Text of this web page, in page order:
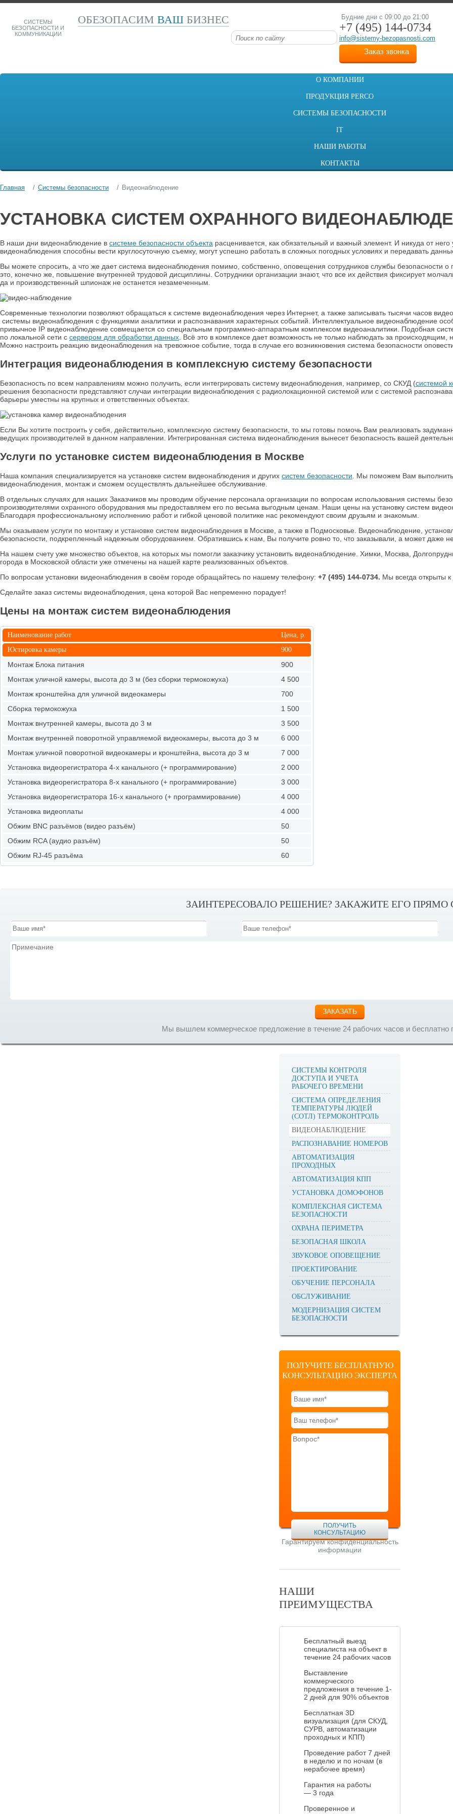
СИСТЕМЫ
БЕЗОПАСНОСТИ И
КОММУНИКАЦИИ
ОБЕЗОПАСИМ ВАШ БИЗНЕС Будние дни с 09:00 до 21:00
+7 (495) 144-0734
info@sistemy-bezopasnosti.com
Заказ звонка
О КОМПАНИИ
ПРОДУКЦИЯ PERCO
СИСТЕМЫ БЕЗОПАСНОСТИ
IT
НАШИ РАБОТЫ
КОНТАКТЫ
Главная Системы безопасности Видеонаблюдение
УСТАНОВКА СИСТЕМ ОХРАННОГО
В наши дни видеонаблюдение в системе безопасности объекта расценивается, как обязательный и важный элемент. И никуда от
видеонаблюдения способны вести круглосуточную съемку, могут успешно работать в сложных погодных условиях и передавать
Вы можете спросить, а что же дает система видеонаблюдения помимо, собственно, оповещения сотрудников службы безопасности
это, конечно же, повышение внутренней трудовой дисциплины. Сотрудники организации знают, что все их действия фиксирует
да и производственный шпионаж не останется незамеченным.
Современные технологии позволяют обращаться к системе видеонаблюдения через Интернет, а также записывать тысячи часов
системы видеонаблюдения с функциями аналитики и распознавания характерных событий. Интеллектуальное видеонаблюдение
привычное IP видеонаблюдение совмещается со специальным программно-аппаратным комплексом видеоаналитики. Подобная
по локальной сети с сервером для обработки данных . Всё это в комплексе дает возможность не только наблюдать за
Можно настроить реакцию видеонаблюдения на тревожное событие, тогда в случае его возникновения система безопасности
Интеграция видеонаблюдения в комплексную систему безопасности
Безопасность по всем направлениям можно получить, если интегрировать систему видеонаблюдения, например, со СКУД (системой
решения безопасности представляют случаи интеграции видеонаблюдения с радиолокационной системой или с системой
барьеры уместны на крупных и ответственных объектах.
Если Вы хотите построить у себя, действительно, комплексную систему безопасности, то мы готовы помочь Вам реализовать
ведущих производителей в данном направлении. Интегрированная система видеонаблюдения вынесет безопасность вашей
Услуги по установке систем видеонаблюдения в Москве
Наша компания специализируется на установке систем видеонаблюдения и других систем безопасности . Мы поможем Вам
видеонаблюдения, монтаж и сможем осуществлять дальнейшее обслуживание.
В отдельных случаях для наших Заказчиков мы проводим обучение персонала организации по вопросам использования системы
производителями охранного оборудования мы предоставляем его по весьма выгодным ценам. Наши цены на установку систем
Благодаря профессиональному исполнению работ и гибкой ценовой политике нас рекомендуют своим друзьям и знакомым.
Мы оказываем услуги по монтажу и установке систем видеонаблюдения в Москве, а также в Подмосковье. Видеонаблюдение,
безопасности, подкрепленный надежным оборудованием. Обратившись к нам, Вы получите ровно то, что заказывали, а может даже
На нашем счету уже множество объектов, на которых мы помогли заказчику установить видеонаблюдение. Химки, Москва,
города в Московской области уже отмечены на нашей карте реализованных объектов.
По вопросам установки видеонаблюдения в своём городе обращайтесь по нашему телефону: +7 (495) 144-0734. Мы всегда открыты
Сделайте заказ системы видеонаблюдения, цена которой Вас непременно порадует!
Цены на монтаж систем видеонаблюдения
Наименование работ
Цена, р.
Юстировка камеры
900
Монтаж Блока питания
900
Монтаж уличной камеры, высота до 3 м (без сборки термокожуха)
4 500
Монтаж кронштейна для уличной видеокамеры
700
Сборка термокожуха
1 500
Монтаж внутренней камеры, высота до 3 м
3 500
Монтаж внутренней поворотной управляемой видеокамеры, высота до 3 м
6 000
Монтаж уличной поворотной видеокамеры и кронштейна, высота до 3 м
7 000
Установка видеорегистратора 4-х канального (+ программирование)
2 000
Установка видеорегистратора 8-х канального (+ программирование)
3 000
Установка видеорегистратора 16-х канального (+ программирование)
4 000
Установка видеоплаты
4 000
Обжим BNC разъёмов (видео разъём)
50
Обжим RCA (аудио разъём)
50
Обжим RJ-45 разъёма
60
ЗАИНТЕРЕСОВАЛО РЕШЕНИЕ? ЗАКАЖИТЕ ЕГО ПРЯМО
ЗАКАЗАТЬ
Мы вышлем коммерческое предложение в течение 24 рабочих часов и бесплатно
СИСТЕМЫ КОНТРОЛЯ
ДОСТУПА И УЧЕТА
РАБОЧЕГО ВРЕМЕНИ
СИСТЕМА ОПРЕДЕЛЕНИЯ
ТЕМПЕРАТУРЫ ЛЮДЕЙ
(СОТЛ) ТЕРМОКОНТРОЛЬ
ВИДЕОНАБЛЮДЕНИЕ
РАСПОЗНАВАНИЕ НОМЕРОВ
АВТОМАТИЗАЦИЯ
ПРОХОДНЫХ
АВТОМАТИЗАЦИЯ КПП
УСТАНОВКА ДОМОФОНОВ
КОМПЛЕКСНАЯ СИСТЕМА
БЕЗОПАСНОСТИ
ОХРАНА ПЕРИМЕТРА
БЕЗОПАСНАЯ ШКОЛА
ЗВУКОВОЕ ОПОВЕЩЕНИЕ
ПРОЕКТИРОВАНИЕ
ОБУЧЕНИЕ ПЕРСОНАЛА
ОБСЛУЖИВАНИЕ
МОДЕРНИЗАЦИЯ СИСТЕМ
БЕЗОПАСНОСТИ
ПОЛУЧИТЕ БЕСПЛАТНУЮ
КОНСУЛЬТАЦИЮ ЭКСПЕРТА
ПОЛУЧИТЬ
КОНСУЛЬТАЦИЮ
Гарантируем конфиденциальность
информации
НАШИ
ПРЕИМУЩЕСТВА
Бесплатный выезд
специалиста на объект в
течение 24 рабочих часов
Выставление
коммерческого
предложения в течение 1-
2 дней для 90% объектов
Бесплатная 3D
визуализация (для СКУД,
СУРВ, автоматизации
проходных и КПП)
Проведение работ 7 дней
в неделю и по ночам (в
нерабочее время)
Гарантия на работы
— 3 года
Проверенное и